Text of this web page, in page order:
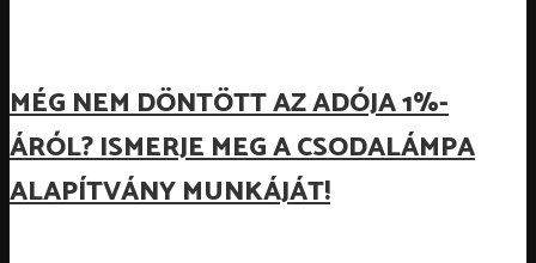
MÉG NEM DÖNTÖTT AZ ADÓJA 1%-
ÁRÓL? ISMERJE MEG A CSODALÁMPA
ALAPÍTVÁNY MUNKÁJÁT!